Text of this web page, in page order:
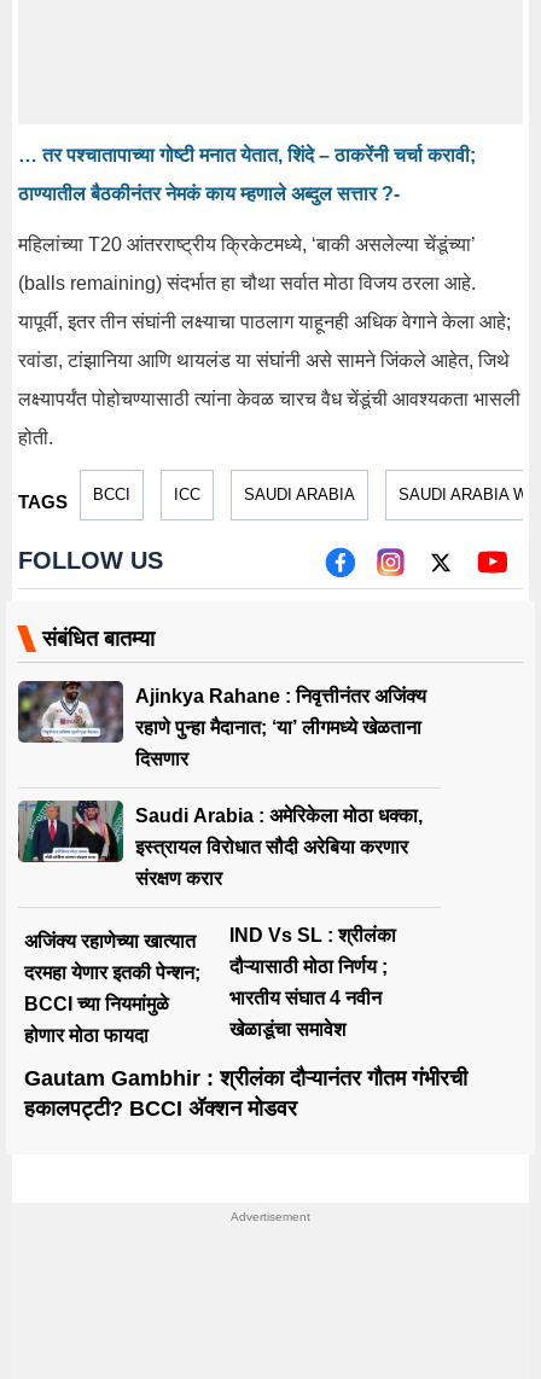
… तर पश्चातापाच्या गोष्टी मनात येतात, शिंदे – ठाकरेंनी चर्चा करावी;
ठाण्यातील बैठकीनंतर नेमकं काय म्हणाले अब्दुल सत्तार ?-
महिलांच्या T20 आंतरराष्ट्रीय क्रिकेटमध्ये, ‘बाकी असलेल्या चेंडूंच्या’
(balls remaining) संदर्भात हा चौथा सर्वात मोठा विजय ठरला आहे.
यापूर्वी, इतर तीन संघांनी लक्ष्याचा पाठलाग याहूनही अधिक वेगाने केला आहे;
रवांडा, टांझानिया आणि थायलंड या संघांनी असे सामने जिंकले आहेत, जिथे
लक्ष्यापर्यंत पोहोचण्यासाठी त्यांना केवळ चारच वैध चेंडूंची आवश्यकता भासली
होती.
TAGS BCCI ICC SAUDI ARABIA SAUDI ARABIA
FOLLOW US
संबंधित बातम्या
Ajinkya Rahane : निवृत्तीनंतर अजिंक्य
रहाणे पुन्हा मैदानात; ‘या’ लीगमध्ये खेळताना
दिसणार
Saudi Arabia : अमेरिकेला मोठा धक्का,
इस्त्रायल विरोधात सौदी अरेबिया करणार
संरक्षण करार
अजिंक्य रहाणेच्या खात्यात
दरमहा येणार इतकी पेन्शन;
BCCI च्या नियमांमुळे
होणार मोठा फायदा
IND Vs SL : श्रीलंका
दौऱ्यासाठी मोठा निर्णय ;
भारतीय संघात 4 नवीन
खेळाडूंचा समावेश
Gautam Gambhir : श्रीलंका दौऱ्यानंतर गौतम गंभीरची
हकालपट्टी? BCCI अ‍ॅक्शन मोडवर